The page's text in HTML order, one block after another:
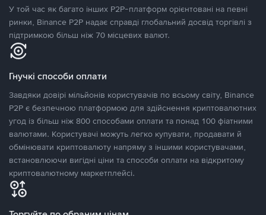
У той час як багато інших P2P-платформ орієнтовані на певні
ринки, Binance P2P надає справді глобальний досвід торгівлі з
підтримкою більш ніж 70 місцевих валют.
Гнучкі способи оплати
Завдяки довірі мільйонів користувачів по всьому світу, Binance
P2P є безпечною платформою для здійснення криптовалютних
угод із більш ніж 800 способами оплати та понад 100 фіатними
валютами. Користувачі можуть легко купувати, продавати й
обмінювати криптовалюту напряму з іншими користувачами,
встановлюючи вигідні ціни та способи оплати на відкритому
криптовалютному маркетплейсі.